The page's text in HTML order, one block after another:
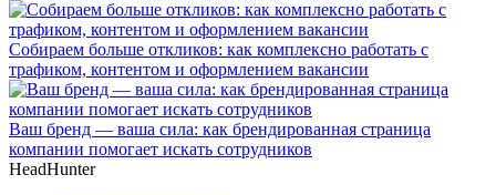
Собираем больше откликов: как комплексно работать с
трафиком, контентом и оформлением вакансии
Ваш бренд — ваша сила: как брендированная страница
компании помогает искать сотрудников
HeadHunter